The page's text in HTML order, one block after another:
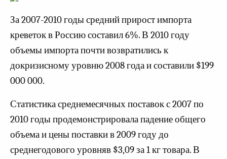
За 2007-2010 годы средний прирост импорта
креветок в Россию составил 6%. В 2010 году
объемы импорта почти возвратились к
докризисному уровню 2008 года и составили $199
000 000.
Статистика среднемесячных поставок с 2007 по
2010 годы продемонстрировала падение общего
объема и цены поставки в 2009 году до
среднегодового уровняв $3,09 за 1 кг товара. В